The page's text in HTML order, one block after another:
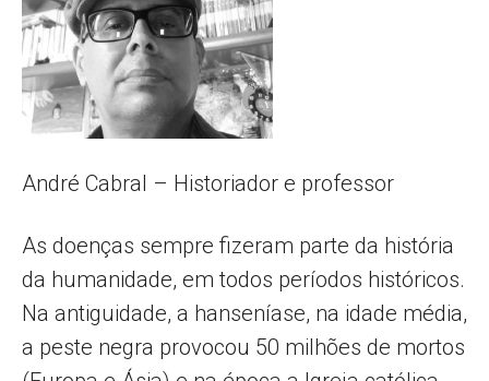
Popular
–
André Cabral – Historiador e professor
As doenças sempre fizeram parte da história
da humanidade, em todos períodos históricos.
Na antiguidade, a hanseníase, na idade média,
a peste negra provocou 50 milhões de mortos